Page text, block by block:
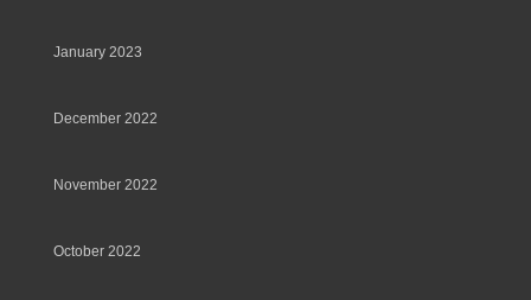
January 2023
December 2022
November 2022
October 2022